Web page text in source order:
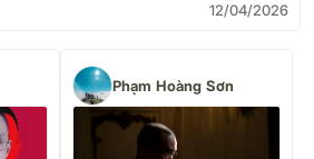
12/04/2026
Phạm Hoàng Sơn